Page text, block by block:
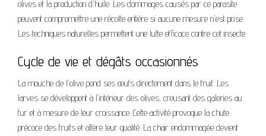
olives et la production d'huile. Les dommages causés par ce parasite
peuvent compromettre une récolte entière si aucune mesure n'est prise.
Les techniques naturelles permettent une lutte efficace contre cet insecte.
Cycle de vie et dégâts occasionnés
La mouche de l'olive pond ses œufs directement dans le fruit. Les
larves se développent à l'intérieur des olives, creusant des galeries au
fur et à mesure de leur croissance. Cette activité provoque la chute
précoce des fruits et altère leur qualité. La chair endommagée devient